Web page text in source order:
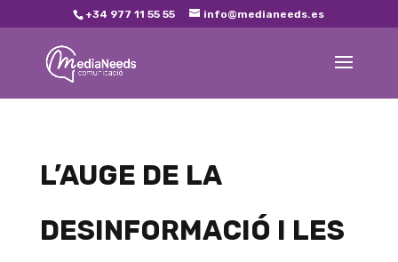
+34 977 11 55 55 info@medianeeds.es
L’AUGE DE LA
DESINFORMACIÓ I LES